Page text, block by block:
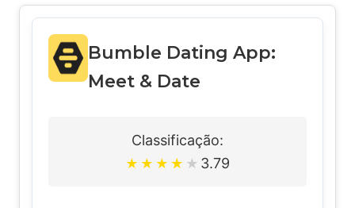
Bumble Dating App:
Meet & Date
Classificação:
★ ★ ★ ★ ★ 3.79